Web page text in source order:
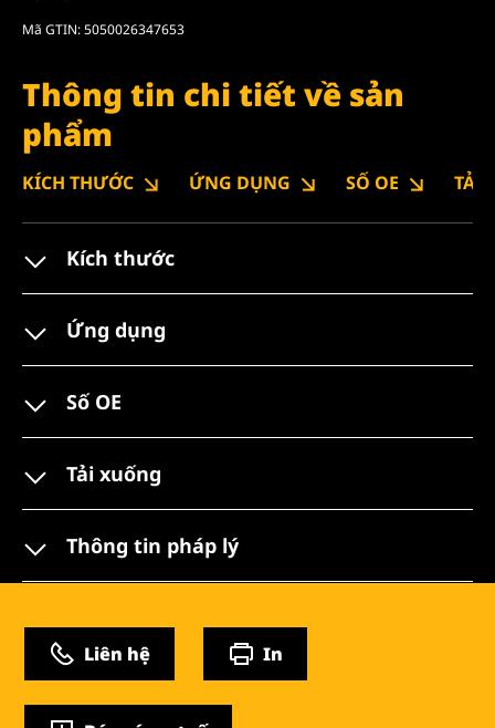
Mã GTIN: 5050026347653
Thông tin chi tiết về sản
phẩm
KÍCH THƯỚC ỨNG DỤNG SỐ OE TẢI
Kích thước
Ứng dụng
Số OE
Tải xuống
Thông tin pháp lý
Liên hệ In